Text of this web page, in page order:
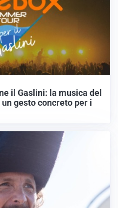
il Gaslini: la musica del
gesto concreto per i